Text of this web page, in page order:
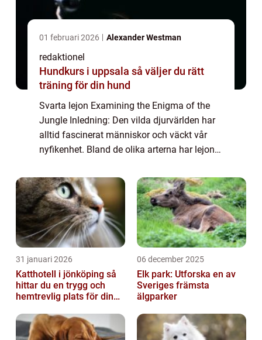
01 februari 2026 Alexander Westman
redaktionel
Hundkurs i uppsala så väljer du rätt
träning för din hund
Svarta lejon Examining the Enigma of the
Jungle Inledning: Den vilda djurvärlden har
alltid fascinerat människor och väckt vår
nyfikenhet. Bland de olika arterna har lejonet
majestät. Men vad är det egentlig...
31 januari 2026
Katthotell i jönköping så
hittar du en trygg och
hemtrevlig plats för din
06 december 2025
Elk park: Utforska en av
Sveriges främsta
älgparker